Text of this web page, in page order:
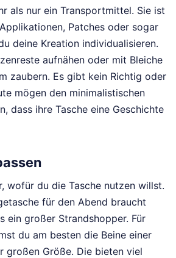
als nur ein Transportmittel. Sie ist
Patches oder sogar
deine Kreation individualisieren.
aufnähen oder mit Bleiche
zaubern. Es gibt kein Richtig oder
mögen den minimalistischen
dass ihre Tasche eine Geschichte
wofür du die Tasche nutzen willst.
für den Abend braucht
ein großer Strandshopper. Für
du am besten die Beine einer
großen Größe. Die bieten viel